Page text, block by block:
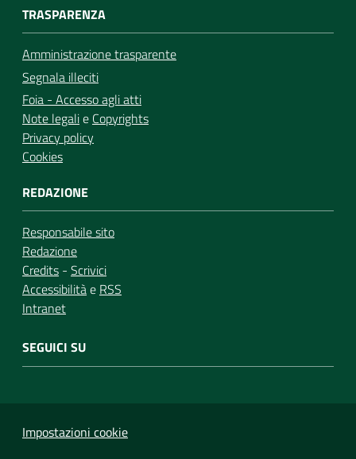
TRASPARENZA
Amministrazione trasparente
Segnala illeciti
Foia - Accesso agli atti
Note legalie Copyrights
Privacy policy
Cookies
REDAZIONE
Responsabile sito
Redazione
Credits - Scrivici
Accessibilitàe RSS
Intranet
SEGUICI SU
Impostazioni cookie